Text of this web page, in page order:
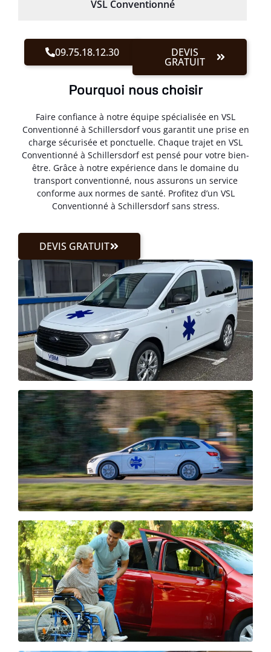
VSL Conventionné
09.75.18.12.30 DEVIS
GRATUIT
Pourquoi nous choisir
Faire confiance à notre équipe spécialisée en VSL
Conventionné à Schillersdorf vous garantit une prise en
charge sécurisée et ponctuelle. Chaque trajet en VSL
Conventionné à Schillersdorf est pensé pour votre bien-
être. Grâce à notre expérience dans le domaine du
transport conventionné, nous assurons un service
conforme aux normes de santé. Profitez d’un VSL
Conventionné à Schillersdorf sans stress.
DEVIS GRATUIT